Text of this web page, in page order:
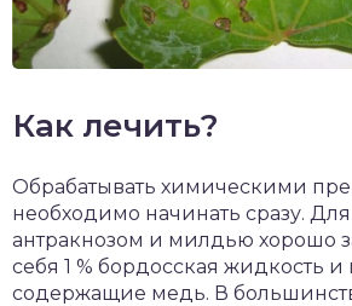
Как лечить?
Обрабатывать химическими
необходимо начинать сразу.
антракнозом и милдью хорошо
себя 1 % бордосская жидкость и
содержащие медь. В